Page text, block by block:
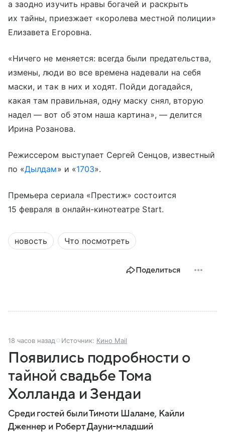
а заодно изучить нравы богачей и раскрыть
их тайны, приезжает «королева местной полиции»
Елизавета Егоровна.
«Ничего не меняется: всегда были предательства,
измены, люди во все времена надевали на себя
маски, и так в них и ходят. Пойди догадайся,
какая там правильная, одну маску снял, вторую
надел — вот об этом наша картина», — делится
Ирина Розанова.
Режиссером выступает Сергей Сенцов, известный
по «Дылдам» и «1703».
Премьера сериала «Престиж» состоится
15 февраля в онлайн-кинотеатре Start.
новость Что посмотреть
Поделиться
18 часов назад Источник: Кино Mail
Появились подробности о
тайной свадьбе Тома
Холланда и Зендаи
Среди гостей были Тимоти Шаламе, Кайли
Дженнер и Роберт Дауни-младший